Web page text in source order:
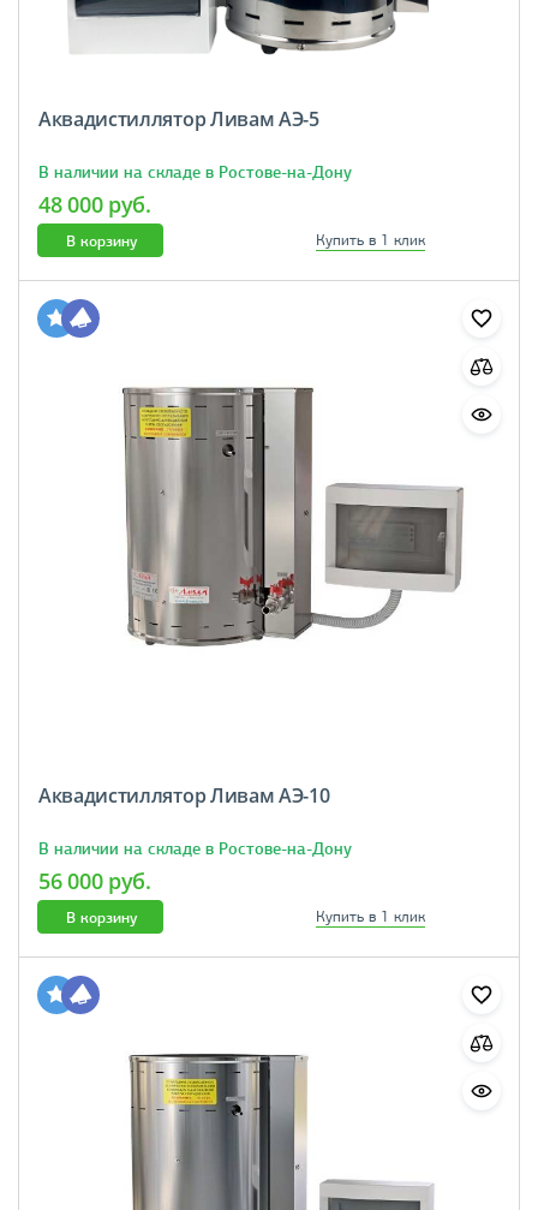
Аквадистиллятор Ливам АЭ-5
В наличии на складе в Ростове-на-Дону
48 000 руб.
В корзину Купить в 1 клик
Аквадистиллятор Ливам АЭ-10
В наличии на складе в Ростове-на-Дону
56 000 руб.
В корзину Купить в 1 клик